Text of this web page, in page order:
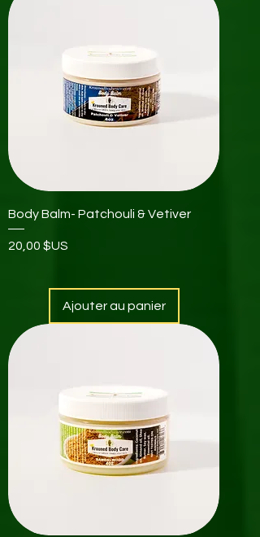
Body Balm- Patchouli & Vetiver
Prix
20,00 $US
Ajouter au panier